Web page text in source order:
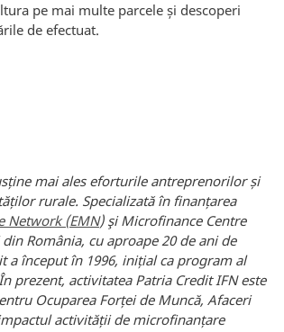
pe mai multe parcele și descoperi
de efectuat.
mai ales eforturile antreprenorilor și
rurale. Specializată în finanțarea
Network (EMN) şi Microfinance Centre
România, cu aproape 20 de ani de
a început în 1996, inițial ca program al
prezent, activitatea Patria Credit IFN este
Ocuparea Forței de Muncă, Afaceri
activității de microfinanțare